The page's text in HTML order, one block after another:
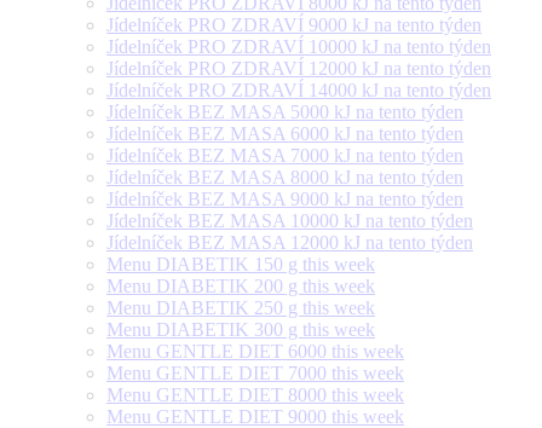
Jídelníček PRO ZDRAVÍ 9000 kJ na tento týden
Jídelníček PRO ZDRAVÍ 10000 kJ na tento týden
Jídelníček PRO ZDRAVÍ 12000 kJ na tento týden
Jídelníček PRO ZDRAVÍ 14000 kJ na tento týden
Jídelníček BEZ MASA 5000 kJ na tento týden
Jídelníček BEZ MASA 6000 kJ na tento týden
Jídelníček BEZ MASA 7000 kJ na tento týden
Jídelníček BEZ MASA 8000 kJ na tento týden
Jídelníček BEZ MASA 9000 kJ na tento týden
Jídelníček BEZ MASA 10000 kJ na tento týden
Jídelníček BEZ MASA 12000 kJ na tento týden
Menu DIABETIK 150 g this week
Menu DIABETIK 200 g this week
Menu DIABETIK 250 g this week
Menu DIABETIK 300 g this week
Menu GENTLE DIET 6000 this week
Menu GENTLE DIET 7000 this week
Menu GENTLE DIET 8000 this week
Menu GENTLE DIET 9000 this week